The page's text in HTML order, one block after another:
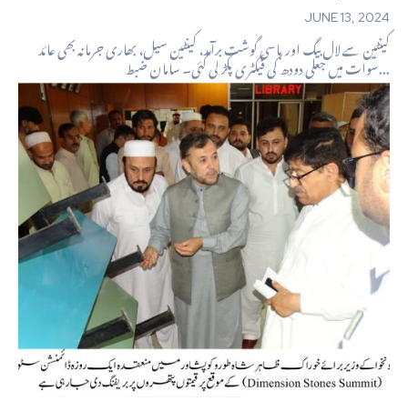
JUNE 13, 2024
کینٹین سے لال بیگ اور باسی گوشت برآمد، کینٹین سیل، بھاری جرمانہ بھی عائد
سوات میں جعلی دودھ کی فیکٹری پکڑ لی گئی۔ سامان ضبط...